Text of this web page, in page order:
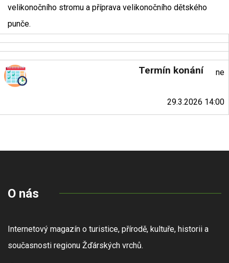
velikonočního stromu a příprava velikonočního dětského
punče.
Termín konání ne
29.3.2026 14:00
O nás
Internetový magazín o turistice, přírodě, kultuře, historii a
současnosti regionu Žďárských vrchů.